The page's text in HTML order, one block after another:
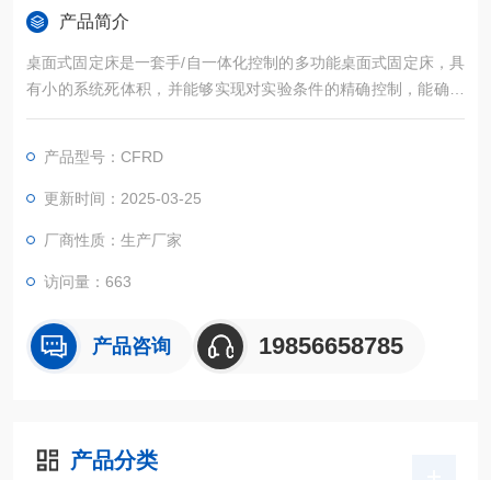
产品简介
桌面式固定床是一套手/自一体化控制的多功能桌面式固定床，具
有小的系统死体积，并能够实现对实验条件的精确控制，能确保
实验的重现性和灵敏性。装置采用分布式控制系统解决方案，具
经过简单的扩展或升级，即能胜任更多催化剂评价、膜性能研究
等方向
产品型号：CFRD
更新时间：2025-03-25
厂商性质：生产厂家
访问量：663
产品咨询 19856658785
产品分类